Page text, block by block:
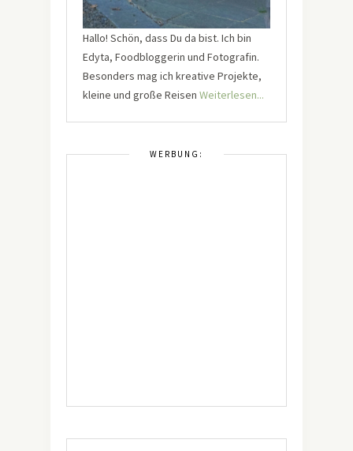
Hallo! Schön, dass Du da bist. Ich bin
Edyta, Foodbloggerin und Fotografin.
Besonders mag ich kreative Projekte,
kleine und große Reisen Weiterlesen...
WERBUNG: